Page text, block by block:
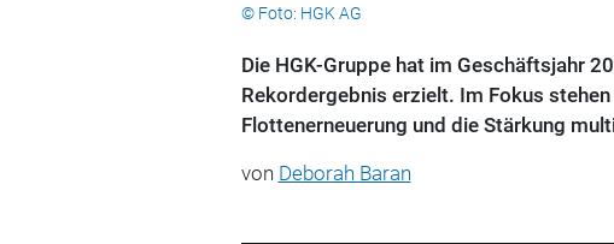
© Foto: HGK AG
Die HGK-Gruppe hat im Geschäftsjahr
Rekordergebnis erzielt. Im Fokus
Flottenerneuerung und die Stärkung
von Deborah Baran